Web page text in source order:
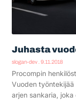
Juhasta
slogan-dev 9.11.2018
Procompin
Vuoden työntekijää
arjen sankaria,